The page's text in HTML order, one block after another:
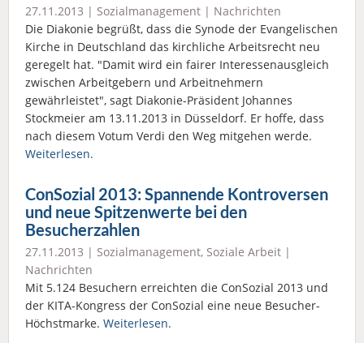
27.11.2013 | Sozialmanagement | Nachrichten
Die Diakonie begrüßt, dass die Synode der Evangelischen
Kirche in Deutschland das kirchliche Arbeitsrecht neu
geregelt hat. "Damit wird ein fairer Interessenausgleich
zwischen Arbeitgebern und Arbeitnehmern
gewährleistet", sagt Diakonie-Präsident Johannes
Stockmeier am 13.11.2013 in Düsseldorf. Er hoffe, dass
nach diesem Votum Verdi den Weg mitgehen werde.
Weiterlesen.
ConSozial 2013: Spannende Kontroversen
und neue Spitzenwerte bei den
Besucherzahlen
27.11.2013 | Sozialmanagement, Soziale Arbeit |
Nachrichten
Mit 5.124 Besuchern erreichten die ConSozial 2013 und
der KITA-Kongress der ConSozial eine neue Besucher-
Höchstmarke. Weiterlesen.